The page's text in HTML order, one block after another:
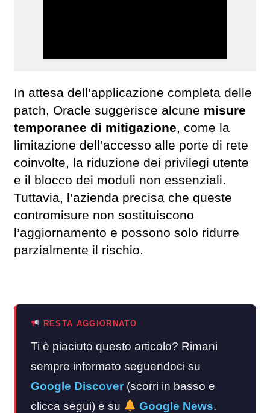
In attesa dell’applicazione completa delle
patch, Oracle suggerisce alcune misure
temporanee di mitigazione, come la
limitazione dell’accesso alle porte di rete
coinvolte, la riduzione dei privilegi utente
e il blocco dei moduli non essenziali.
Tuttavia, l’azienda precisa che queste
contromisure non sostituiscono
l’aggiornamento e possono solo ridurre
parzialmente il rischio.
RESTA AGGIORNATO
Ti è piaciuto questo articolo? Rimani
sempre informato seguendoci su
Google Discover (scorri in basso e
clicca segui) e su
Google News.